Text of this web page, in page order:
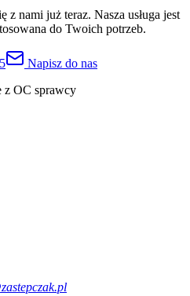
z nami już teraz. Nasza usługa jest
do Twoich potrzeb.
Napisz do nas
z OC sprawcy